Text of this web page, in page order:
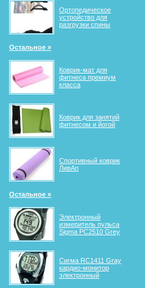
Ортопедическое
устройство для
разгрузки спины
Остальное »
Коврик-мат для
фитнеса премиум
класса
Коврик для занятий
фитнесом и йогой
Спортивный коврик
ЛивАп
Остальное »
Электронный
измеритель пульса
Sigma PC2510 Grey
Сигма RС1411 Gray
кардио-монитор
электронный